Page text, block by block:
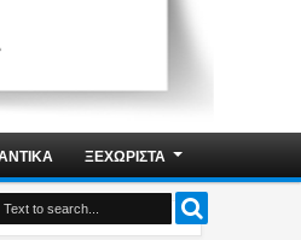
ΞΕΧΩΡΙΣΤΑ
δηλώνει «Δεν υπάρχει η ελληνική